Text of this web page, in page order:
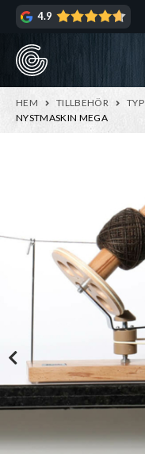
Hoppa
navigering
Hoppa
innehåll
4.9
HEM TILLBEHÖR TYP
NYSTMASKIN MEGA